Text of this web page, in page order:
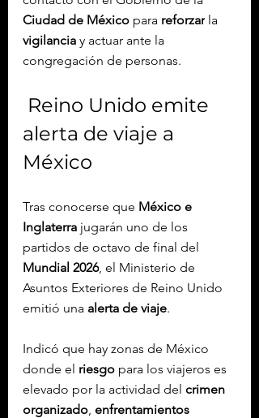
Ciudad de México para reforzar la
vigilancia y actuar ante la
congregación de personas.
Reino Unido emite
alerta de viaje a
México
Tras conocerse que México e
Inglaterra jugarán uno de los
partidos de octavo de final del
Mundial 2026 , el Ministerio de
Asuntos Exteriores de Reino Unido
emitió una alerta de viaje.
Indicó que hay zonas de México
donde el riesgo para los viajeros es
elevado por la actividad del crimen
organizado enfrentamientos